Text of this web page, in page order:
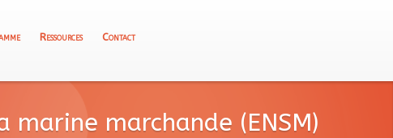
Ressources Contact
marchande (ENSM)